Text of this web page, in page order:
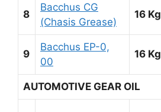
8
Bacchus CG
(Chasis Grease)
16 Kg
9
Bacchus EP-0,
00
16 Kg
AUTOMOTIVE GEAR OIL